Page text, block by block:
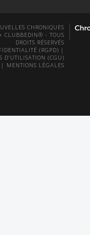
CHRONIQUES
CLUBBEDIN® - TOUS
DROITS RÉSERVÉS
(RGPD) |
D’UTILISATION (CGU)
| MENTIONS LÉGALES